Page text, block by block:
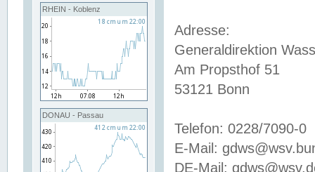
RHEIN - Koblenz
DONAU - Passau
Adresse:
Generaldirektion
Am Propsthof 51
53121 Bonn
Telefon: 0228/7090-0
E-Mail:
DE-Mail: